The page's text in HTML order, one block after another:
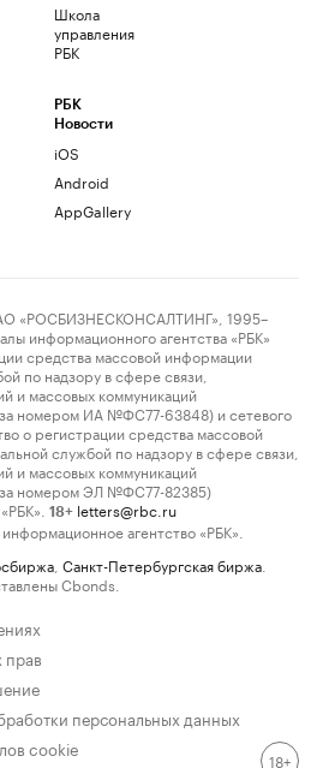
Школа
управления
РБК
РБК
Новости
iOS
Android
AppGallery
«РОСБИЗНЕСКОНСАЛТИНГ», 1995–
информационного агентства «РБК»
средства массовой информации
по надзору в сфере связи,
и массовых коммуникаций
номером ИА №ФС77-63848) и сетевого
о регистрации средства массовой
службой по надзору в сфере связи,
и массовых коммуникаций
номером ЭЛ №ФС77-82385)
18+ letters@rbc.ru
агентство «РБК».
Санкт-Петербургская биржа
Cbonds.
персональных данных
cookie
18+